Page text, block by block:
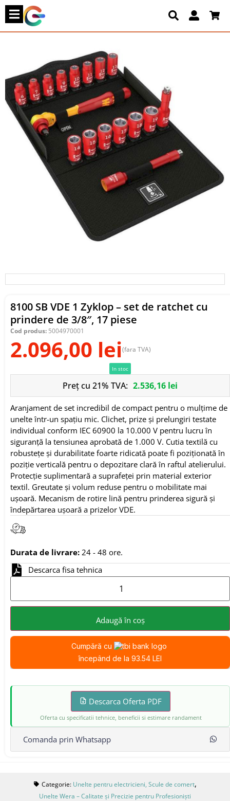
8100 SB VDE 1 Zyklop – set de ratchet cu
prindere de 3/8″, 17 piese
Cod produs: 5004970001
2.096,00 lei(fara TVA)
In stoc
Preț cu 21% TVA: 2.536,16 lei
Aranjament de set incredibil de compact pentru o mulțime de
unelte într-un spațiu mic. Clichet, prize și prelungiri testate
individual conform IEC 60900 la 10.000 V pentru lucru în
siguranță la tensiunea aprobată de 1.000 V. Cutia textilă cu
robustețe și durabilitate foarte ridicată poate fi poziționată în
poziție verticală pentru o depozitare clară în raftul atelierului.
Protecție suplimentară a suprafeței prin material exterior
textil. Greutate și volum reduse pentru o mobilitate mai
ușoară. Mecanism de rotire lină pentru prinderea sigură și
îndepărtarea ușoară a prizelor VDE.
Durata de livrare: 24 - 48 ore.
Descarca fisa tehnica
Adaugă în coș
Cumpără cu
începând de la 93.54 LEI
Descarca Oferta PDF
Oferta cu specificatii tehnice, beneficii si estimare randament
Comanda prin Whatsapp
Categorie: Unelte pentru electricieni, Scule de comert,
Unelte Wera – Calitate și Precizie pentru Profesioniști